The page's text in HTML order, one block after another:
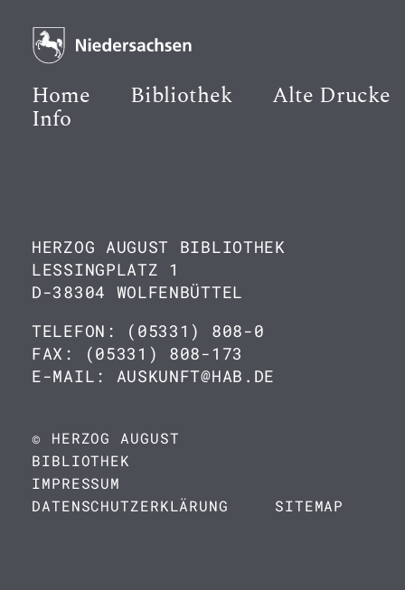
Home Bibliothek Alte Drucke
Info
HERZOG AUGUST BIBLIOTHEK
LESSINGPLATZ 1
D-38304 WOLFENBÜTTEL
TELEFON: (05331) 808-0
FAX: (05331) 808-173
E-MAIL: AUSKUNFT@HAB.DE
© HERZOG AUGUST
BIBLIOTHEK
IMPRESSUM
DATENSCHUTZERKLÄRUNG
SITEMAP